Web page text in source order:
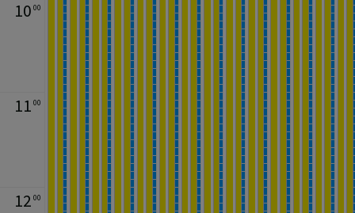
10 00
11 00
12 00